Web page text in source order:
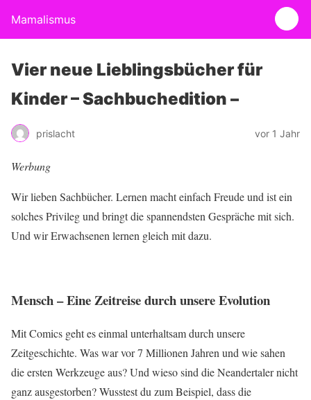
Mamalismus
Vier neue Lieblingsbücher für
Kinder – Sachbuchedition –
prislacht vor 1 Jahr
Werbung
Wir lieben Sachbücher. Lernen macht einfach Freude und ist ein
solches Privileg und bringt die spannendsten Gespräche mit sich.
Und wir Erwachsenen lernen gleich mit dazu.
Mensch – Eine Zeitreise durch unsere Evolution
Mit Comics geht es einmal unterhaltsam durch unsere
Zeitgeschichte. Was war vor 7 Millionen Jahren und wie sahen
die ersten Werkzeuge aus? Und wieso sind die Neandertaler nicht
ganz ausgestorben? Wusstest du zum Beispiel, dass die